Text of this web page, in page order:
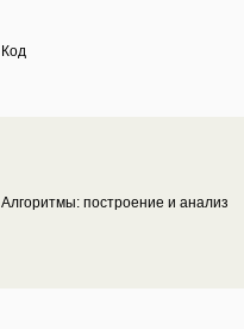
Код
Алгоритмы: построение и анализ